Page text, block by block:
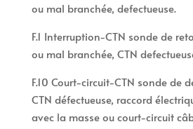
ou mal branchée, defectueuse.
F.1 Interruption-CTN sonde de
ou mal branchée, CTN
F.10 Court-circuit-CTN sonde de
CTN défectueuse, raccord
avec la masse ou court-circuit